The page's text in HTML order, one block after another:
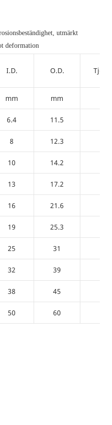
utmärkt
deformation
I.D. O.D.
mm mm
6.4 11.5
8 12.3
10 14.2
13 17.2
16 21.6
19 25.3
25 31
32 39
38 45
50 60